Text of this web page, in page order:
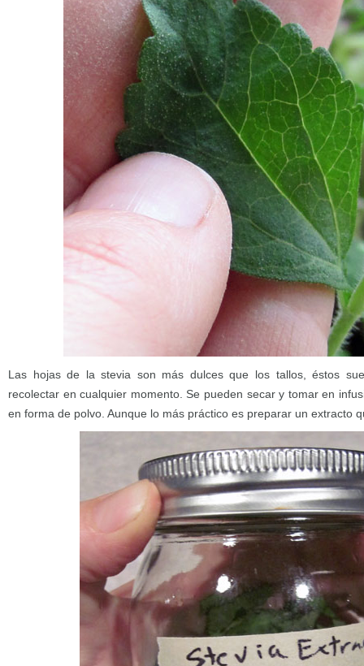
Las hojas de la stevia son más dulces que los tallos, éstos
recolectar en cualquier momento. Se pueden secar y tomar en
en forma de polvo. Aunque lo más práctico es preparar un extracto